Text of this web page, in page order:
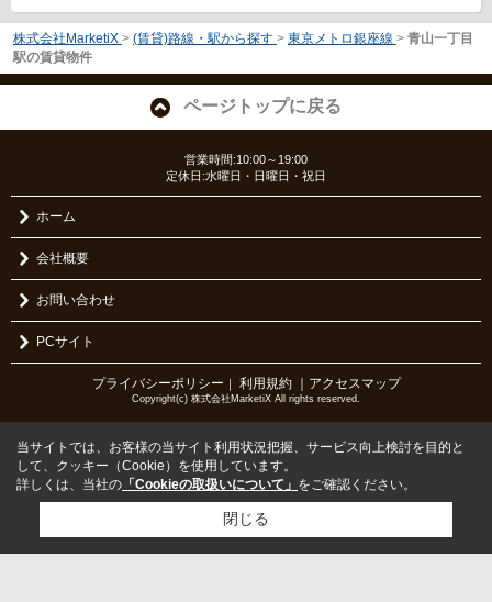
株式会社MarketiX > (賃貸)路線・駅から探す > 東京メトロ銀座線 > 青山一丁目
駅の賃貸物件
ページトップに戻る
営業時間:10:00～19:00
定休日:水曜日・日曜日・祝日
ホーム
会社概要
お問い合わせ
PCサイト
プライバシーポリシー ｜ 利用規約 ｜アクセスマップ
Copyright(c) 株式会社MarketiX All rights reserved.
当サイトでは、お客様の当サイト利用状況把握、サービス向上検討を目的と
して、クッキー（Cookie）を使用しています。
詳しくは、当社の 「Cookieの取扱いについて」 をご確認ください。
閉じる